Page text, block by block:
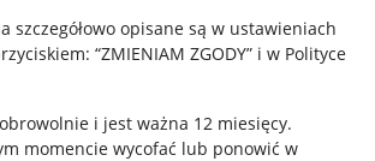
szczegółowo opisane są w ustawieniach
“ZMIENIAM ZGODY” i w Polityce
i jest ważna 12 miesięcy.
momencie wycofać lub ponowić w
o Usługach Cyfrowych